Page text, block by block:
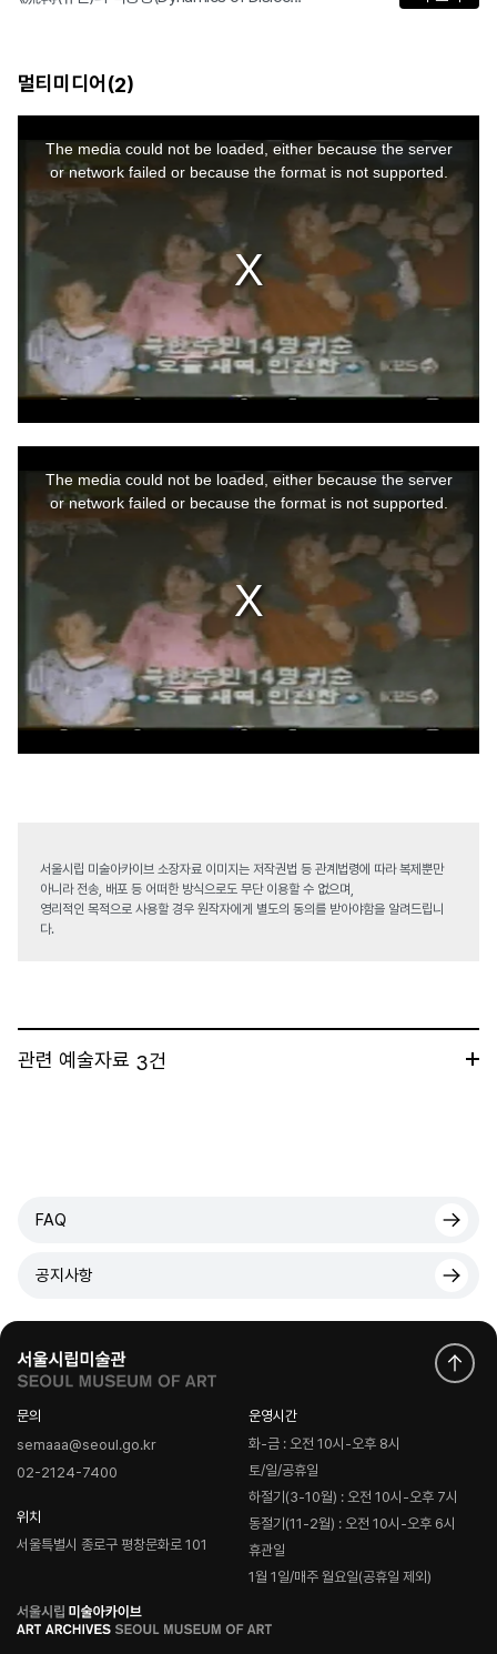
멀티미디어(2)
서울시립 미술아카이브 소장자료 이미지는 저작권법 등 관계법령에 따라 복제뿐만
아니라 전송, 배포 등 어떠한 방식으로도 무단 이용할 수 없으며,
영리적인 목적으로 사용할 경우 원작자에게 별도의 동의를 받아야함을 알려드립니
다.
관련 예술자료 3건
FAQ
공지사항
문의
semaaa@seoul.go.kr
02-2124-7400
위치
서울특별시 종로구 평창문화로 101
운영시간
화-금 : 오전 10시-오후 8시
토/일/공휴일
하절기(3-10월) : 오전 10시-오후 7시
동절기(11-2월) : 오전 10시-오후 6시
휴관일
1월 1일/매주 월요일(공휴일 제외)
로
고